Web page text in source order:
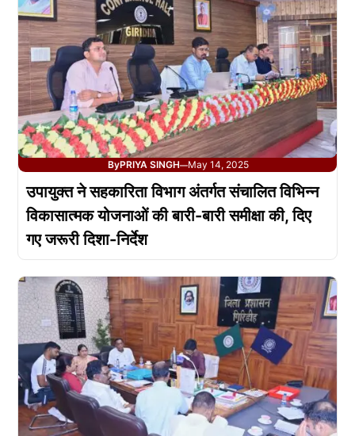
ByPRIYA SINGH—May 14, 2025
उपायुक्त ने सहकारिता विभाग अंतर्गत संचालित विभिन्न
विकासात्मक योजनाओं की बारी-बारी समीक्षा की, दिए
गए जरूरी दिशा-निर्देश